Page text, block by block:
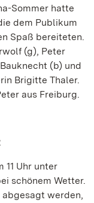
Sommer hatte
dem Publikum
Spaß bereiteten.
(g), Peter
(b) und
Brigitte Thaler.
aus Freiburg.
11 Uhr unter
schönem Wetter.
werden,